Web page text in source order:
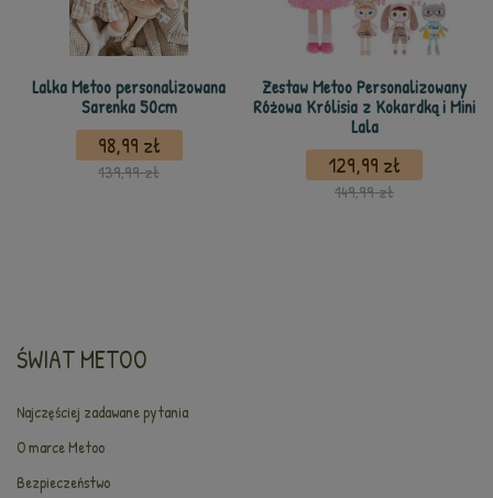
Lalka Metoo personalizowana
Sarenka 50cm
98,99 zł
139,99 zł
Zestaw Metoo Personalizowany
Różowa Królisia z Kokardką i Mini
Lala
129,99 zł
149,99 zł
ŚWIAT METOO
Najczęściej zadawane pytania
O marce Metoo
Bezpieczeństwo